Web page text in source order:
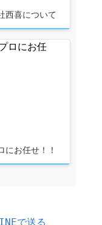
西喜について
にお任せ！！